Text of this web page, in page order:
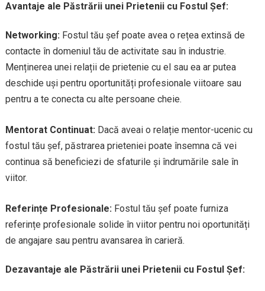
Avantaje ale Păstrării unei Prietenii cu Fostul Șef:
Networking: Fostul tău șef poate avea o rețea extinsă de
contacte în domeniul tău de activitate sau în industrie.
Menținerea unei relații de prietenie cu el sau ea ar putea
deschide uși pentru oportunități profesionale viitoare sau
pentru a te conecta cu alte persoane cheie.
Mentorat Continuat: Dacă aveai o relație mentor-ucenic cu
fostul tău șef, păstrarea prieteniei poate însemna că vei
continua să beneficiezi de sfaturile și îndrumările sale în
viitor.
Referințe Profesionale: Fostul tău șef poate furniza
referințe profesionale solide în viitor pentru noi oportunități
de angajare sau pentru avansarea în carieră.
Dezavantaje ale Păstrării unei Prietenii cu Fostul Șef: